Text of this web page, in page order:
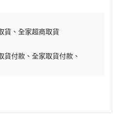
貨
全家超商取貨
貨付款
全家取貨付款